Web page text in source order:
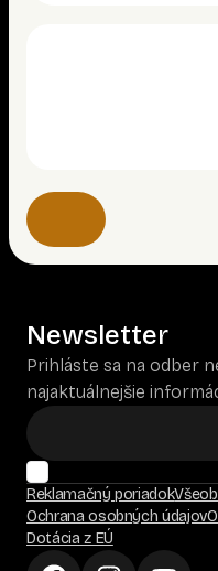
Newsletter
Prihláste sa na odber
najaktuálnejšie
Reklamačný poriadok
Ochrana osobných údajov
Dotácia z EÚ